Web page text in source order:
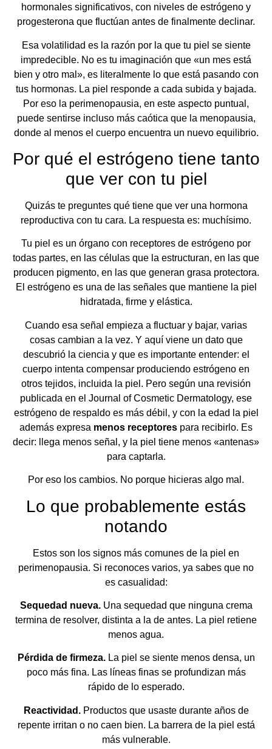
hormonales significativos, con niveles de estrógeno y
progesterona que fluctúan antes de finalmente declinar.
Esa volatilidad es la razón por la que tu piel se siente
impredecible. No es tu imaginación que «un mes está
bien y otro mal», es literalmente lo que está pasando con
tus hormonas. La piel responde a cada subida y bajada.
Por eso la perimenopausia, en este aspecto puntual,
puede sentirse incluso más caótica que la menopausia,
donde al menos el cuerpo encuentra un nuevo equilibrio.
Por qué el estrógeno tiene tanto
que ver con tu piel
Quizás te preguntes qué tiene que ver una hormona
reproductiva con tu cara. La respuesta es: muchísimo.
Tu piel es un órgano con receptores de estrógeno por
todas partes, en las células que la estructuran, en las que
producen pigmento, en las que generan grasa protectora.
El estrógeno es una de las señales que mantiene la piel
hidratada, firme y elástica.
Cuando esa señal empieza a fluctuar y bajar, varias
cosas cambian a la vez. Y aquí viene un dato que
descubrió la ciencia y que es importante entender: el
cuerpo intenta compensar produciendo estrógeno en
otros tejidos, incluida la piel. Pero según una revisión
publicada en el Journal of Cosmetic Dermatology, ese
estrógeno de respaldo es más débil, y con la edad la piel
además expresa menos receptores para recibirlo. Es
decir: llega menos señal, y la piel tiene menos «antenas»
para captarla.
Por eso los cambios. No porque hicieras algo mal.
Lo que probablemente estás
notando
Estos son los signos más comunes de la piel en
perimenopausia. Si reconoces varios, ya sabes que no
es casualidad:
Sequedad nueva.Una sequedad que ninguna crema
termina de resolver, distinta a la de antes. La piel retiene
menos agua.
Pérdida de firmeza.La piel se siente menos densa, un
poco más fina. Las líneas finas se profundizan más
rápido de lo esperado.
Reactividad.Productos que usaste durante años de
repente irritan o no caen bien. La barrera de la piel está
más vulnerable.